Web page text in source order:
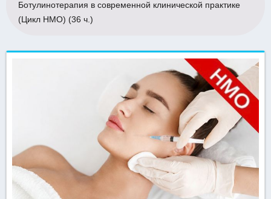
Ботулинотерапия в современной клинической практике
(Цикл НМО) (36 ч.)